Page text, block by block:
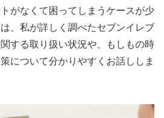
がなくて困ってしまうケースが少
、私が詳しく調べたセブンイレブ
する取り扱い状況や、もしもの時
について分かりやすくお話ししま